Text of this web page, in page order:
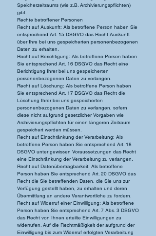
Speicherzeitraums (wie z.B. Archivierungspflichten)
gibt.
Rechte betroffener Personen
Recht auf Auskunft: Als betroffene Person haben Sie
entsprechend Art. 15 DSGVO das Recht Auskunft
über Ihre bei uns gespeicherten personenbezogenen
Daten zu erhalten.
Recht auf Berichtigung: Als betroffene Person haben
Sie entsprechend Art. 16 DSGVO das Recht eine
Berichtigung Ihrer bei uns gespeicherten
personenbezogenen Daten zu verlangen.
Recht auf Löschung: Als betroffene Person haben
Sie entsprechend Art. 17 DSGVO das Recht die
Löschung Ihrer bei uns gespeicherten
personenbezogenen Daten zu verlangen, sofern
diese nicht aufgrund gesetzlicher Vorgaben wie
Archivierungspflichten für einen längeren Zeitraum
gespeichert werden müssen.
Recht auf Einschränkung der Verarbeitung: Als
betroffene Person haben Sie entsprechend Art. 18
DSGVO unter gewissen Voraussetzungen das Recht
eine Einschränkung der Verarbeitung zu verlangen.
Recht auf Datenübertragbarkeit: Als betroffene
Person haben Sie entsprechend Art. 20 DSGVO das
Recht die Sie betreffenden Daten, die Sie uns zur
Verfügung gestellt haben, zu erhalten und deren
Übermittlung an andere Verantwortliche zu fordern.
Recht auf Widerruf einer Einwilligung: Als betroffene
Person haben Sie entsprechend Art. 7 Abs. 3 DSGVO
das Recht von Ihnen erteilte Einwilligungen zu
widerrufen. Auf die Rechtmäßigkeit der aufgrund der
Einwilligung bis zum Widerruf erfolgten Verarbeitung